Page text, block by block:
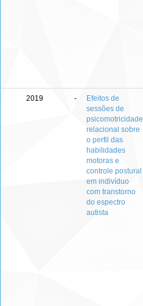
2019 -
Efeitos de
sessões de
psicomotricidade
relacional sobre
o perfil das
habilidades
motoras e
controle postural
em indivíduo
com transtorno
do espectro
autista